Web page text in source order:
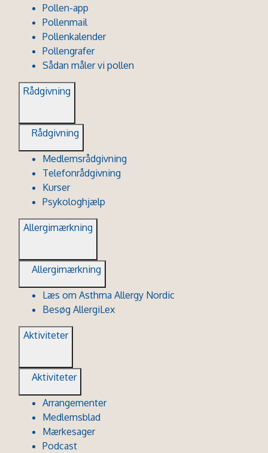
Pollen-app
Pollenmail
Pollenkalender
Pollengrafer
Sådan måler vi pollen
Rådgivning
Rådgivning
Medlemsrådgivning
Telefonrådgivning
Kurser
Psykologhjælp
Allergimærkning
Allergimærkning
Læs om Asthma Allergy Nordic
Besøg AllergiLex
Aktiviteter
Aktiviteter
Arrangementer
Medlemsblad
Mærkesager
Podcast